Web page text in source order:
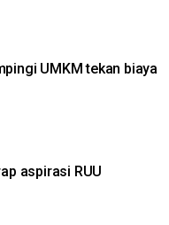
UMKM tekan biaya
aspirasi RUU